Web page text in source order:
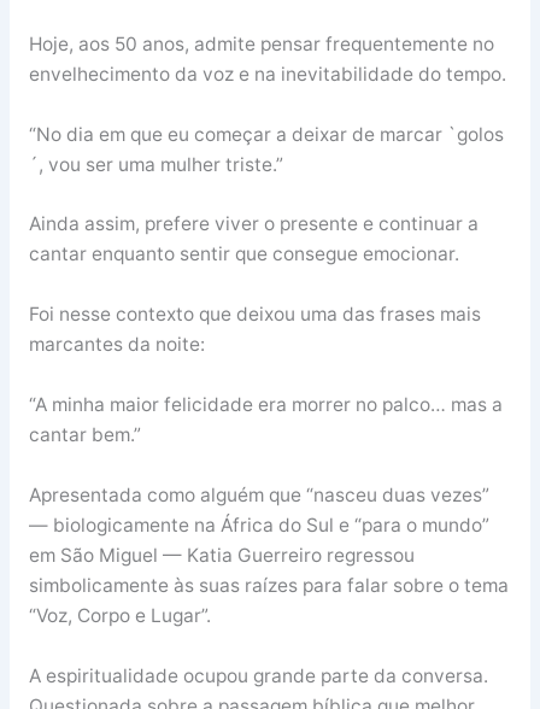
Hoje, aos 50 anos, admite pensar frequentemente no
envelhecimento da voz e na inevitabilidade do tempo.
“No dia em que eu começar a deixar de marcar `golos
´, vou ser uma mulher triste.”
Ainda assim, prefere viver o presente e continuar a
cantar enquanto sentir que consegue emocionar.
Foi nesse contexto que deixou uma das frases mais
marcantes da noite:
“A minha maior felicidade era morrer no palco… mas a
cantar bem.”
Apresentada como alguém que “nasceu duas vezes”
— biologicamente na África do Sul e “para o mundo”
em São Miguel — Katia Guerreiro regressou
simbolicamente às suas raízes para falar sobre o tema
“Voz, Corpo e Lugar”.
A espiritualidade ocupou grande parte da conversa.